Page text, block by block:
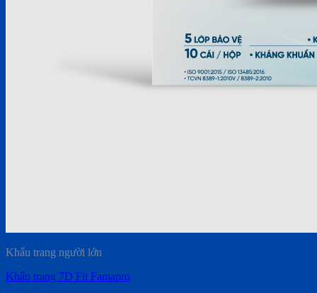
Khẩu trang người lớn
Khẩu trang 7D Fit Famapro